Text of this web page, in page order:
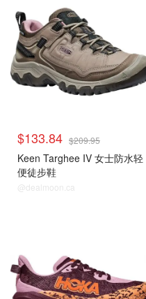
$133.84 $209.95
Keen Targhee IV 女士防水轻
便徒步鞋
@dealmoon.ca